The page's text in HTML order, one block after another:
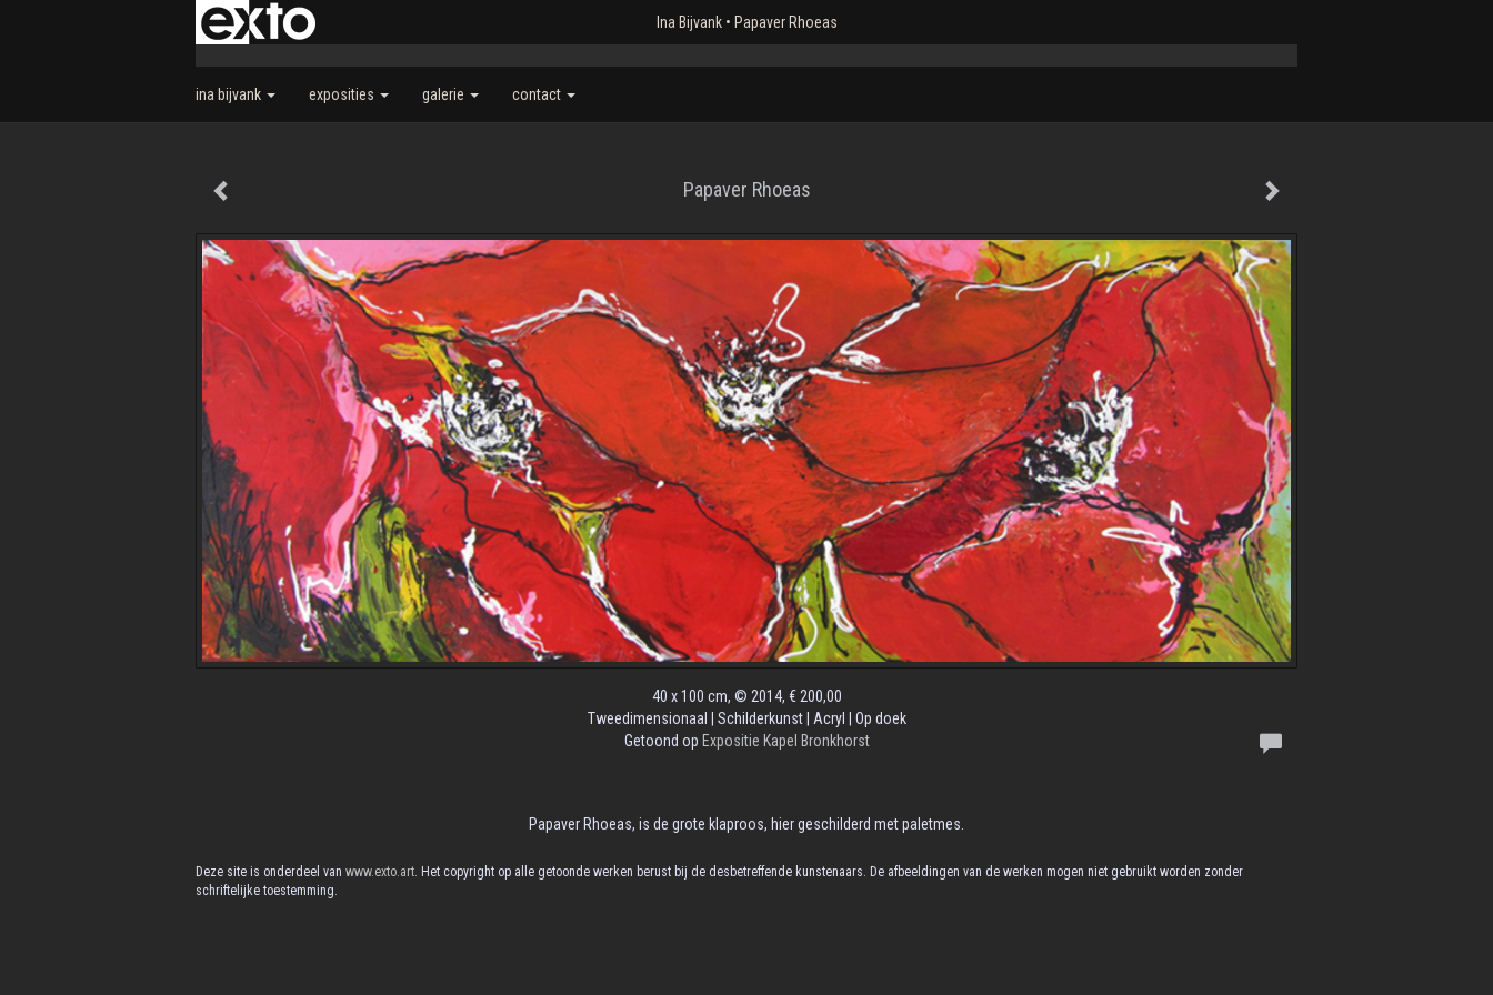
Ina Bijvank Papaver Rhoeas
ina bijvank exposities galerie contact
Papaver Rhoeas
40 x 100 cm, © 2014, € 200,00
Tweedimensionaal | Schilderkunst | Acryl | Op doek
Getoond op Expositie Kapel Bronkhorst
Papaver Rhoeas, is de grote klaproos, hier geschilderd met paletmes.
Deze site is onderdeel van www.exto.art. Het copyright op alle getoonde werken berust bij de desbetreffende kunstenaars. De afbeeldingen van de werken mogen niet gebruikt worden zonder
schriftelijke toestemming.